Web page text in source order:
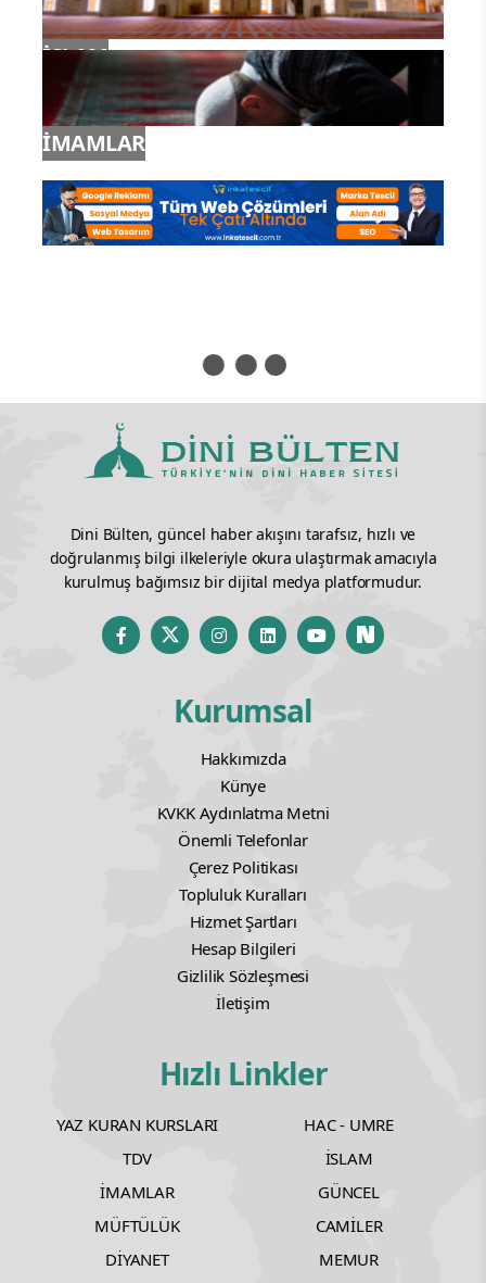
reforma ihtiyacı var."açıklaması yaptı.
Dijital Haber Editörü
Yorum Yazın
Yorum yazarak topluluk kurallarımızıkabul
etmiş bulunuyor ve tüm sorumluluğu
üstleniyorsunuz. Yazılan yorumlardan